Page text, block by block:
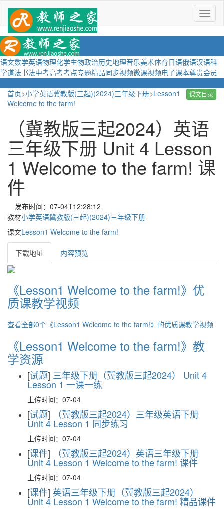
菜
单
语文数学英语物理化学生物政治历史地理音乐美术体育日语俄语汉语科
学道法书法中考高考考点专题精品同步视频微课视频电子课本尊贵会员
课文目录
首页>小学英语冀教版(三起)(2024)三年级下册>Lesson1
Welcome to the farm!
（冀教版三起2024）英语
三年级下册 Unit 4 Lesson
1 Welcome to the farm! 课
件
发布时间：07-04T12:28:12
教材小学英语冀教版(三起)(2024)三年级下册
课文Lesson1 Welcome to the farm!
下载地址 内容预览
《Lesson1 Welcome to the farm!》优
质课教学视频
查看全部0个《Lesson1 Welcome to the farm!》的优质课教学视频
《Lesson1 Welcome to the farm!》教
学资源
[试题] 三年级下册（冀教版三起2024） Unit 4
Lesson 1 一课一练
上传时间：07-04
[试题] （冀教版三起2024）三年级英语下册
Unit 4 Lesson 1 同步练习
上传时间：07-04
[课件] （冀教版三起2024）英语三年级下册
Unit 4 Lesson 1 Welcome to the farm! 课件
上传时间：07-04
[课件] 英语三年级下册（冀教版三起2024）
Unit 4 Lesson 1 Welcome to the farm! 精品课件